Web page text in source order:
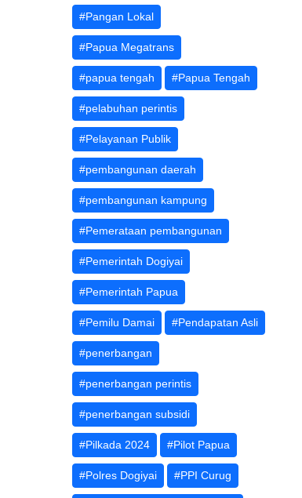
#Pangan Lokal
#Papua Megatrans
#papua tengah #Papua Tengah
#pelabuhan perintis
#Pelayanan Publik
#pembangunan daerah
#pembangunan kampung
#Pemerataan pembangunan
#Pemerintah Dogiyai
#Pemerintah Papua
#Pemilu Damai #Pendapatan Asli
#penerbangan
#penerbangan perintis
#penerbangan subsidi
#Pilkada 2024 #Pilot Papua
#Polres Dogiyai #PPI Curug